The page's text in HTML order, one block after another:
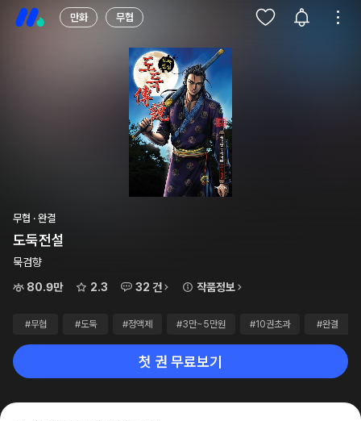
만화 무협
무협 · 완결
도둑전설
묵검향
80.9만
2.3 32 건 작품정보
#무협 #도둑 #정액제 #3만~5만원 #10권초과 #완결
첫 권 무료보기